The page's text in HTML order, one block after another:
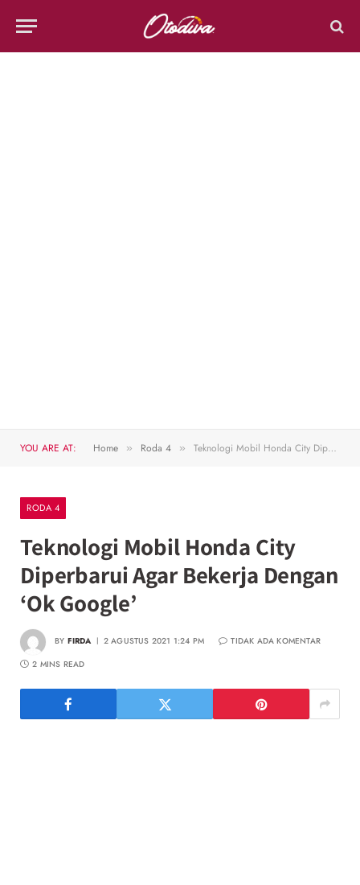
YOU ARE AT: Home » Roda 4 » Teknologi Mobil Honda City Diperbarui Agar Bekerja Dengan ‘Ok Google’
RODA 4
Teknologi Mobil Honda City
Diperbarui Agar Bekerja Dengan
‘Ok Google’
BY FIRDA 2 AGUSTUS 2021 1:24 PM
TIDAK ADA KOMENTAR
2 MINS READ